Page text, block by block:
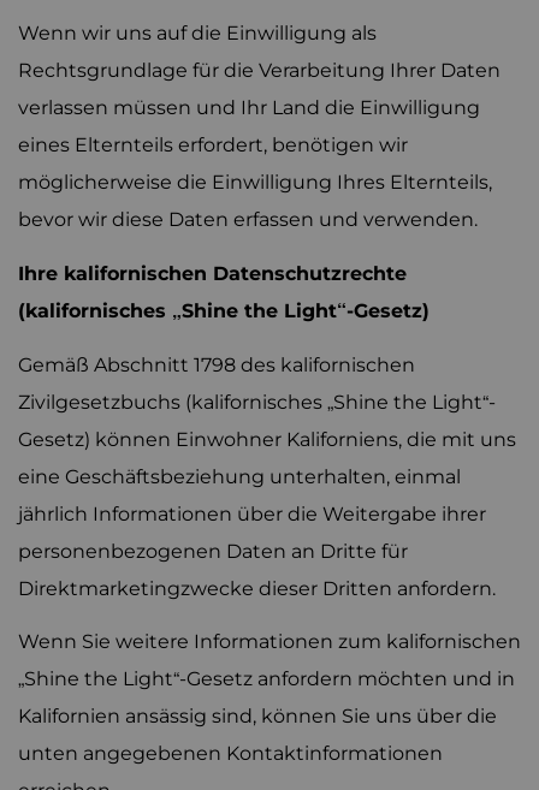
Wenn wir uns auf die Einwilligung als
Rechtsgrundlage für die Verarbeitung Ihrer Daten
verlassen müssen und Ihr Land die Einwilligung
eines Elternteils erfordert, benötigen wir
möglicherweise die Einwilligung Ihres Elternteils,
bevor wir diese Daten erfassen und verwenden.
Ihre kalifornischen Datenschutzrechte
(kalifornisches „Shine the Light“-Gesetz)
Gemäß Abschnitt 1798 des kalifornischen
Zivilgesetzbuchs (kalifornisches „Shine the Light“-
Gesetz) können Einwohner Kaliforniens, die mit uns
eine Geschäftsbeziehung unterhalten, einmal
jährlich Informationen über die Weitergabe ihrer
personenbezogenen Daten an Dritte für
Direktmarketingzwecke dieser Dritten anfordern.
Wenn Sie weitere Informationen zum kalifornischen
„Shine the Light“-Gesetz anfordern möchten und in
Kalifornien ansässig sind, können Sie uns über die
unten angegebenen Kontaktinformationen